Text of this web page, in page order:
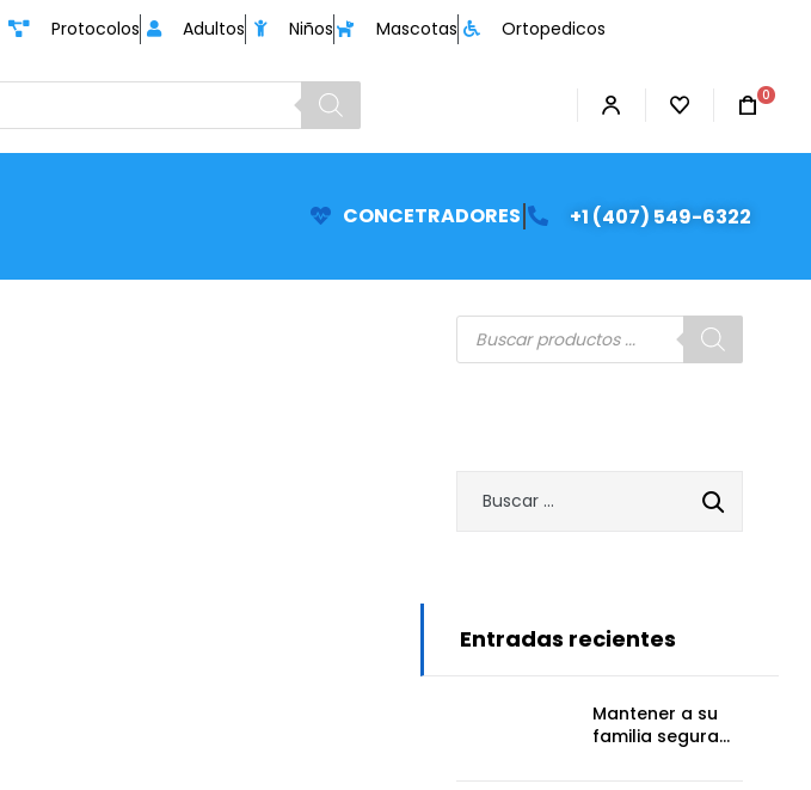
Protocolos Adultos Niños Mascotas Ortopedicos
0
CONCETRADORES +1 (407) 549-6322
Entradas recientes
Mantener a su
familia segura